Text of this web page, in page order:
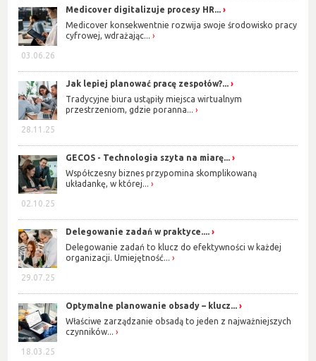
03.06.26
Medicover digitalizuje procesy HR...
Medicover konsekwentnie rozwija swoje środowisko pracy
cyfrowej, wdrażając...
28.11.25
Jak lepiej planować pracę zespołów?...
Tradycyjne biura ustąpiły miejsca wirtualnym
przestrzeniom, gdzie poranna...
02.10.25
GECOS - Technologia szyta na miarę...
Współczesny biznes przypomina skomplikowaną
układankę, w której...
29.07.25
Delegowanie zadań w praktyce....
Delegowanie zadań to klucz do efektywności w każdej
organizacji. Umiejętność...
18.03.25
Optymalne planowanie obsady – klucz...
Właściwe zarządzanie obsadą to jeden z najważniejszych
czynników...